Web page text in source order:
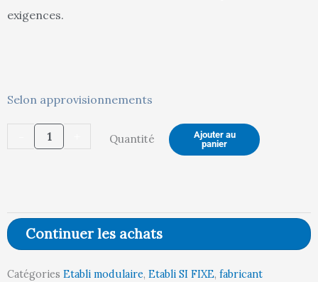
exigences.
Selon approvisionnements
quantité
Plateau
Mélaminé
Quantité
Ajouter au
panier
Continuer les achats
Catégories Etabli modulaire, Etabli SI FIXE, fabricant